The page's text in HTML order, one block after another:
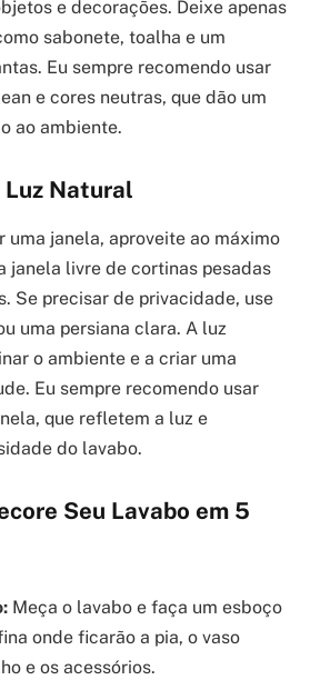
e decorações. Deixe apenas
sabonete, toalha e um
Eu sempre recomendo usar
e cores neutras, que dão um
ao ambiente.
Natural
uma janela, aproveite ao máximo
janela livre de cortinas pesadas
Se precisar de privacidade, use
uma persiana clara. A luz
o ambiente e a criar uma
Eu sempre recomendo usar
que refletem a luz e
do lavabo.
Seu Lavabo em 5
Meça o lavabo e faça um esboço
onde ficarão a pia, o vaso
e os acessórios.